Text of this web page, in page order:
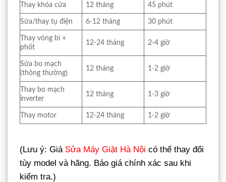
Thay khóa cửa 12 tháng 45 phút
Sửa/thay tụ điện 6-12 tháng 30 phút
Thay vòng bi +
phốt
12-24 tháng 2-4 giờ
Sửa bo mạch
(thông thường)
12 tháng 1-2 giờ
Thay bo mạch
inverter
12 tháng 1-3 giờ
Thay motor 12-24 tháng 1-2 giờ
(Lưu ý: Giá Sửa Máy Giặt Hà Nội có thể thay đổi
tùy model và hãng. Báo giá chính xác sau khi
kiểm tra.)